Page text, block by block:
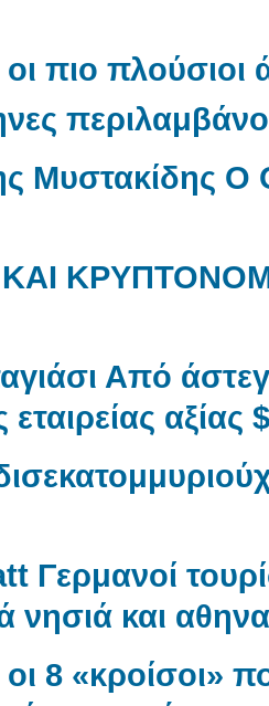
οι πιο
Μυστακίδης
ΚΑΙ
Από
αξίας
Γερμανοί
νησιά και
οι 8 «κροίσοι»